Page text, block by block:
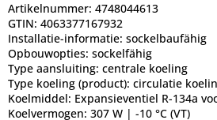
Artikelnummer: 4748044613
GTIN: 4063377167932
Installatie-informatie: sockelbaufähig
Opbouwopties: sockelfähig
Type aansluiting: centrale koeling
Type koeling (product): circulatie
Koelmiddel: Expansieventiel R-134a
Koelvermogen: 307 W | -10 °C (VT)